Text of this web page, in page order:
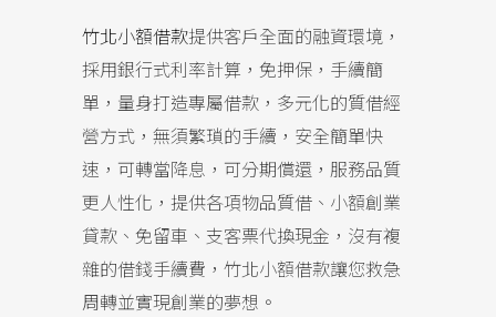
竹北小額借款提供客戶全面的融資環境，
採用銀行式利率計算，免押保，手續簡
單，量身打造專屬借款，多元化的質借經
營方式，無須繁瑣的手續，安全簡單快
速，可轉當降息，可分期償還，服務品質
更人性化，提供各項物品質借、小額創業
貸款、免留車、支客票代換現金，沒有複
雜的借錢手續費，竹北小額借款讓您救急
周轉並實現創業的夢想。